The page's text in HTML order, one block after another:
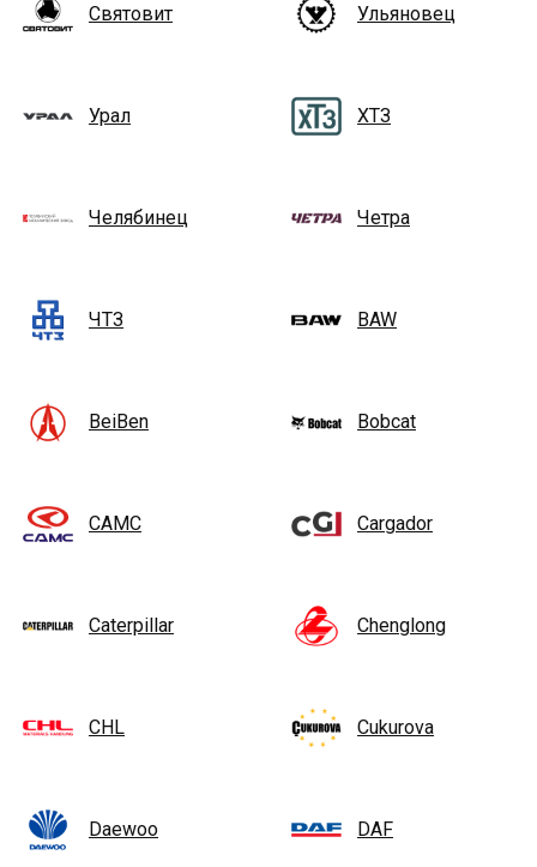
Святовит Ульяновец
Урал ХТЗ
Челябинец Четра
ЧТЗ BAW
BeiBen Bobcat
CAMC Cargador
Caterpillar Chenglong
CHL Cukurova
Daewoo DAF